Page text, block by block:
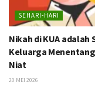
SEHARI-HARI
Nikah di KUA
Keluarga
Niat
20 MEI 2026